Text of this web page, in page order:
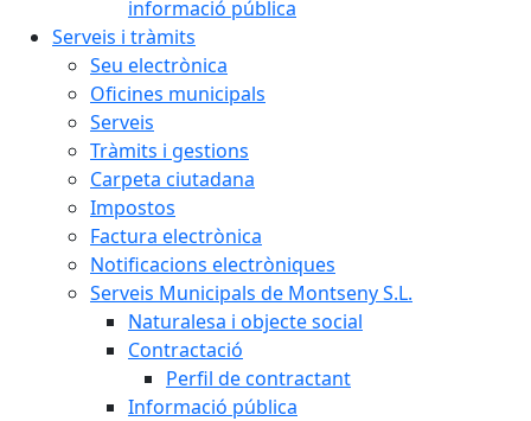
informació pública
Serveis i tràmits
Seu electrònica
Oficines municipals
Serveis
Tràmits i gestions
Carpeta ciutadana
Impostos
Factura electrònica
Notificacions electròniques
Serveis Municipals de Montseny S.L.
Naturalesa i objecte social
Contractació
Perfil de contractant
Informació pública